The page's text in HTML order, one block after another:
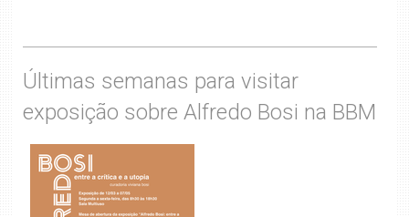
Últimas semanas para visitar
exposição sobre Alfredo Bosi na BBM